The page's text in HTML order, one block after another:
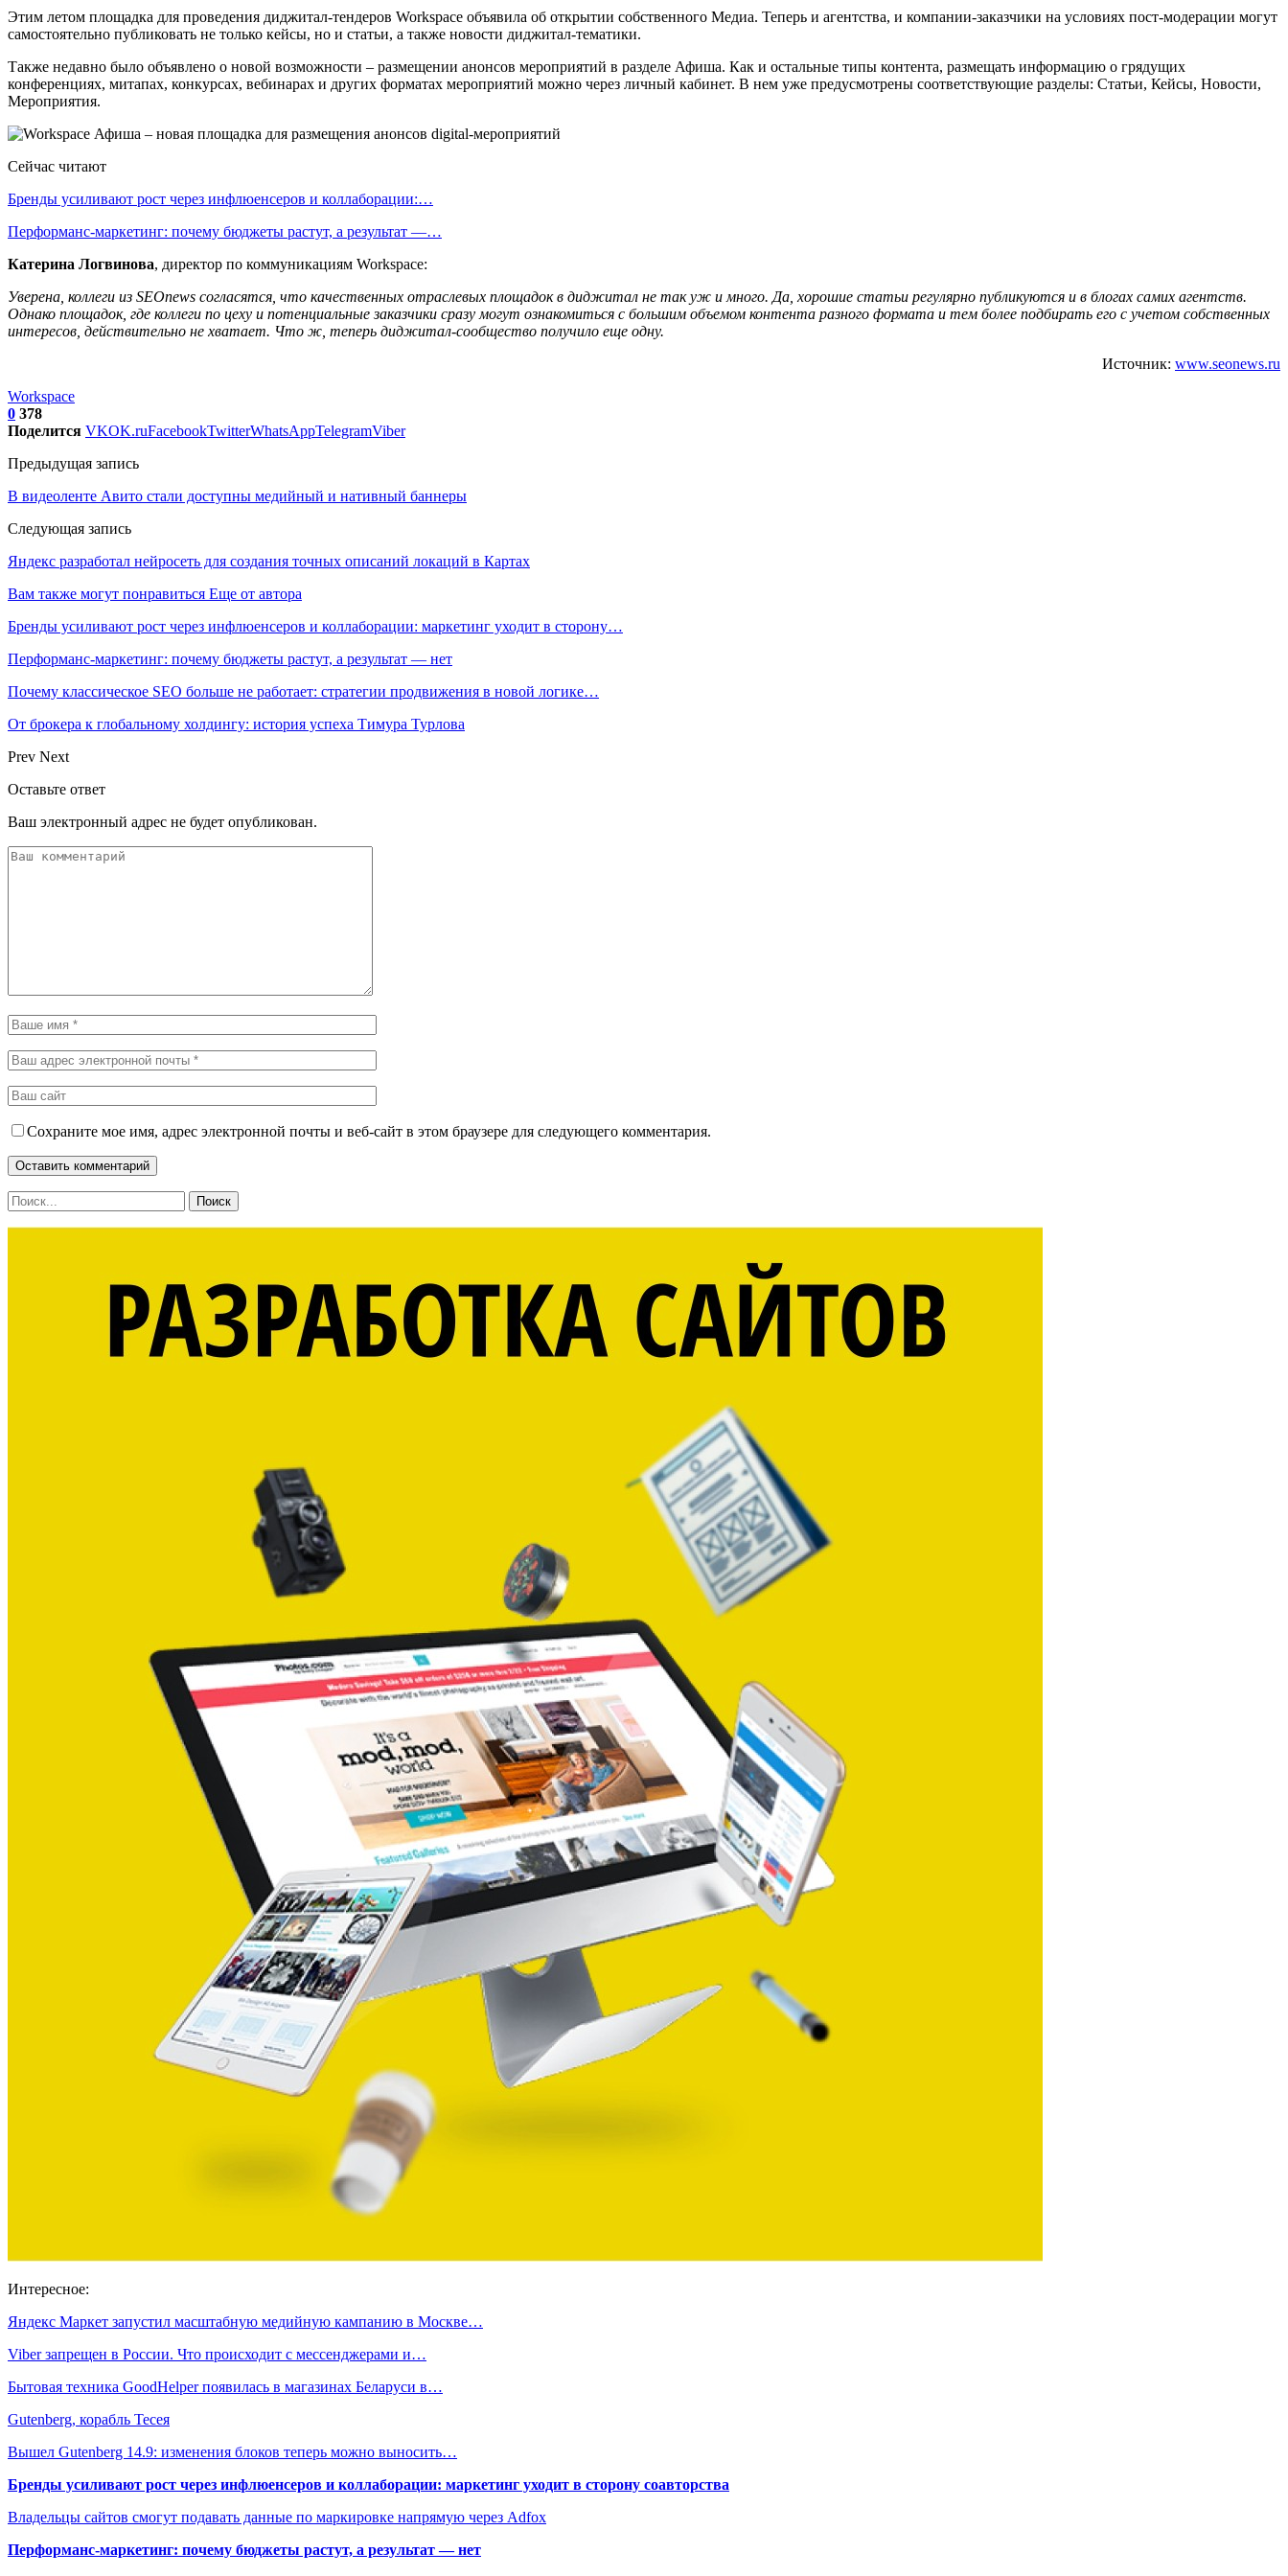
Этим летом площадка для проведения диджитал-тендеров Workspace объявила об открытии собственного Медиа. Теперь и агентства, и компании-заказчики на условиях пост-модерации могут
самостоятельно публиковать не только кейсы, но и статьи, а также новости диджитал-тематики.
Также недавно было объявлено о новой возможности – размещении анонсов мероприятий в разделе Афиша. Как и остальные типы контента, размещать информацию о грядущих
конференциях, митапах, конкурсах, вебинарах и других форматах мероприятий можно через личный кабинет. В нем уже предусмотрены соответствующие разделы: Статьи, Кейсы, Новости,
Мероприятия.
Сейчас читают
Бренды усиливают рост через инфлюенсеров и коллаборации:…
Перформанс-маркетинг: почему бюджеты растут, а результат —…
Катерина Логвинова, директор по коммуникациям Workspace:
Уверена, коллеги из SEOnews согласятся, что качественных отраслевых площадок в диджитал не так уж и много. Да, хорошие статьи регулярно публикуются и в блогах самих агентств.
Однако площадок, где коллеги по цеху и потенциальные заказчики сразу могут ознакомиться с большим объемом контента разного формата и тем более подбирать его с учетом собственных
интересов, действительно не хватает. Что ж, теперь диджитал-сообщество получило еще одну.
Источник: www.seonews.ru
Workspace
0 378
Поделится VKOK.ruFacebookTwitterWhatsAppTelegramViber
Предыдущая запись
В видеоленте Авито стали доступны медийный и нативный баннеры
Следующая запись
Яндекс разработал нейросеть для создания точных описаний локаций в Картах
Вам также могут понравиться Еще от автора
Бренды усиливают рост через инфлюенсеров и коллаборации: маркетинг уходит в сторону…
Перформанс-маркетинг: почему бюджеты растут, а результат — нет
Почему классическое SEO больше не работает: стратегии продвижения в новой логике…
От брокера к глобальному холдингу: история успеха Тимура Турлова
Prev Next
Оставьте ответ
Ваш электронный адрес не будет опубликован.
Сохраните мое имя, адрес электронной почты и веб-сайт в этом браузере для следующего комментария.
Интересное:
Яндекс Маркет запустил масштабную медийную кампанию в Москве…
Viber запрещен в России. Что происходит с мессенджерами и…
Бытовая техника GoodHelper появилась в магазинах Беларуси в…
Gutenberg, корабль Тесея
Вышел Gutenberg 14.9: изменения блоков теперь можно выносить…
Бренды усиливают рост через инфлюенсеров и коллаборации: маркетинг уходит в сторону соавторства
Владельцы сайтов смогут подавать данные по маркировке напрямую через Adfox
Перформанс-маркетинг: почему бюджеты растут, а результат — нет